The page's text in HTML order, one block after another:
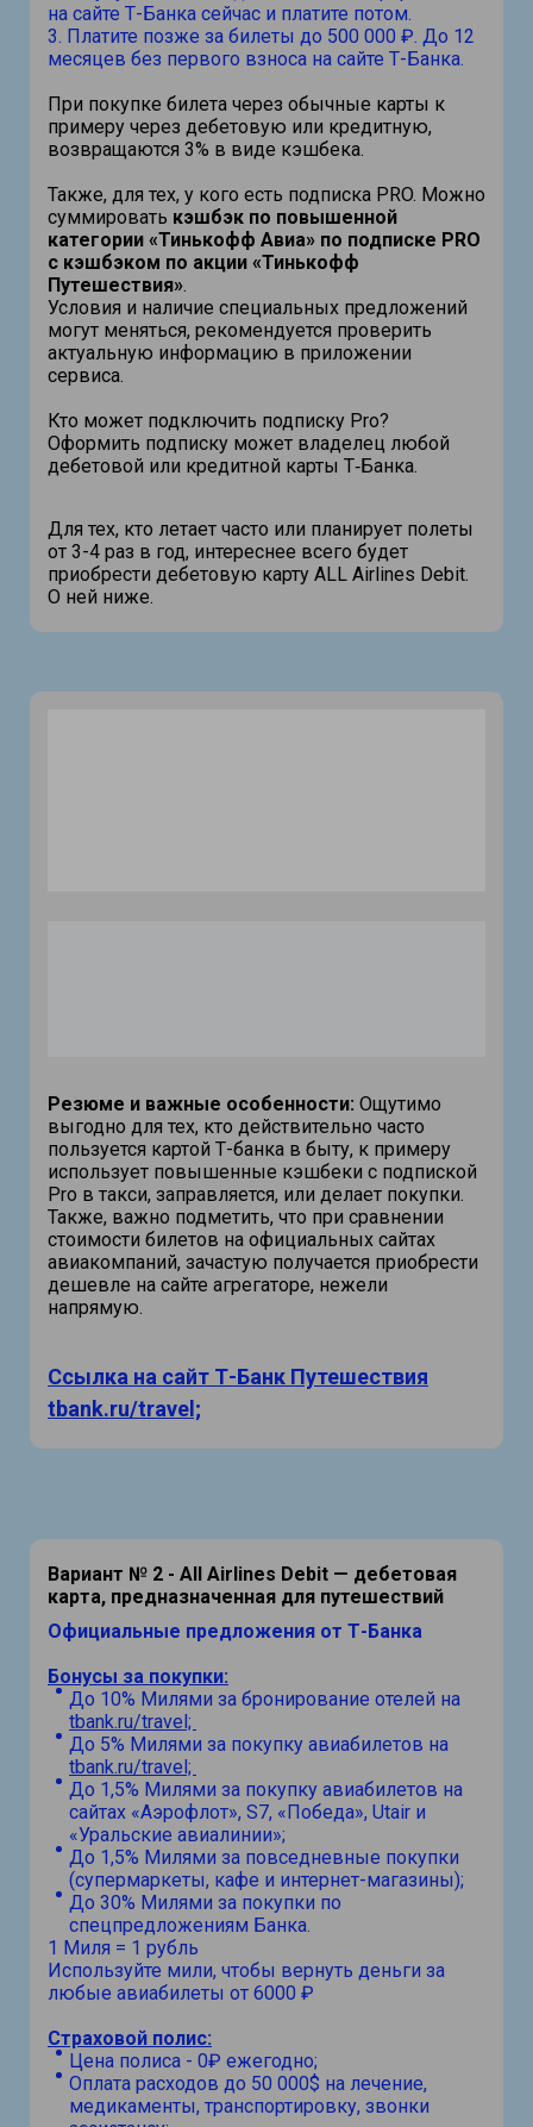
на сайте Т-Банка сейчас и платите потом.
3. Платите позже за билеты до 500 000 ₽. До 12
месяцев без первого взноса на сайте Т-Банка.
При покупке билета через обычные карты к
примеру через дебетовую или кредитную,
возвращаются 3% в виде кэшбека.
Также, для тех, у кого есть подписка PRO. Можно
суммировать кэшбэк по повышенной
категории «Тинькофф Авиа» по подписке PRO
с кэшбэком по акции «Тинькофф
Путешествия».
Условия и наличие специальных предложений
могут меняться, рекомендуется проверить
актуальную информацию в приложении
сервиса.
Кто может подключить подписку Pro?
Оформить подписку может владелец любой
дебетовой или кредитной карты Т‑Банка.
Для тех, кто летает часто или планирует полеты
от 3-4 раз в год, интереснее всего будет
приобрести дебетовую карту ALL Airlines Debit.
О ней ниже.
Резюме и важные особенности: Ощутимо
выгодно для тех, кто действительно часто
пользуется картой Т-банка в быту, к примеру
использует повышенные кэшбеки с подпиской
Pro в такси, заправляется, или делает покупки.
Также, важно подметить, что при сравнении
стоимости билетов на официальных сайтах
авиакомпаний, зачастую получается приобрести
дешевле на сайте агрегаторе, нежели
напрямую.
Ссылка на сайт Т-Банк Путешествия
tbank.ru/travel;
Вариант № 2 - All Airlines Debit — дебетовая
карта, предназначенная для путешествий
Официальные предложения от Т-Банка
Бонусы за покупки:
До 10% Милями за бронирование отелей на
tbank.ru/travel;
До 5% Милями за покупку авиабилетов на
tbank.ru/travel;
До 1,5% Милями за покупку авиабилетов на
сайтах «Аэрофлот», S7, «Победа», Utair и
«Уральские авиалинии»;
До 1,5% Милями за повседневные покупки
(супермаркеты, кафе и интернет-магазины);
До 30% Милями за покупки по
спецпредложениям Банка.
1 Миля = 1 рубль
Используйте мили, чтобы вернуть деньги за
любые авиабилеты от 6000 ₽
Страховой полис:
Цена полиса - 0₽ ежегодно;
Оплата расходов до 50 000$ на лечение,
медикаменты, транспортировку, звонки